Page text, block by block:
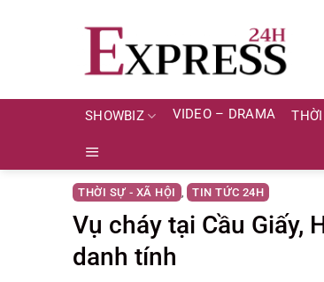
SHOWBIZ VIDEO – DRAMA
THỜI SỰ - XÃ HỘI , TIN TỨC 24H
Vụ cháy tại Cầu Giấy,
danh tính